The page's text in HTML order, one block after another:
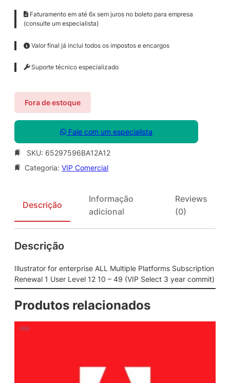
Faturamento em até 6x sem juros no boleto para empresa
(consulte um especialista)
Valor final já inclui todos os impostos e encargos
Suporte técnico especializado
Fora de estoque
Fale com um especialista
SKU: 65297596BA12A12
Categoria: VIP Comercial
Descrição
Informação
adicional
Reviews
(0)
Descrição
Illustrator for enterprise ALL Multiple Platforms Subscription
Renewal 1 User Level 12 10 – 49 (VIP Select 3 year commit)
Produtos relacionados